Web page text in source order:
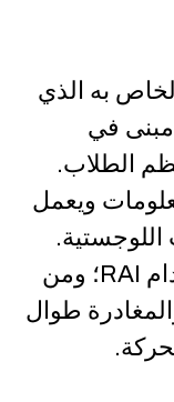
به الذي
في مبنى في
الطلاب.
ويعمل
تطل غرفته على محطة أمستردام RAI؛ ومن
طوال